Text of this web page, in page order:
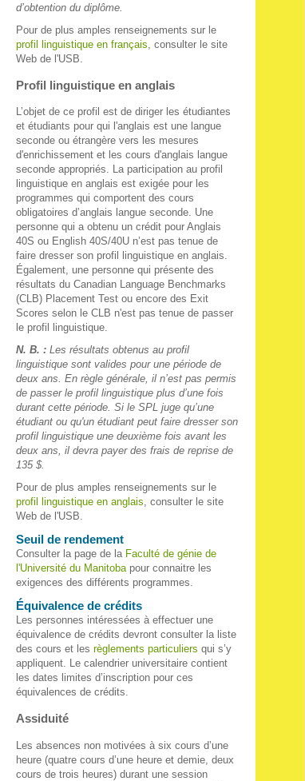
d’obtention du diplôme.
Pour de plus amples renseignements sur le
profil linguistique en français , consulter le site
Web de l'USB.
Profil linguistique en anglais
L’objet de ce profil est de diriger les étudiantes
et étudiants pour qui l'anglais est une langue
seconde ou étrangère vers les mesures
d'enrichissement et les cours d'anglais langue
seconde appropriés. La participation au profil
linguistique en anglais est exigée pour les
programmes qui comportent des cours
obligatoires d’anglais langue seconde. Une
personne qui a obtenu un crédit pour Anglais
40S ou English 40S/40U n’est pas tenue de
faire dresser son profil linguistique en anglais.
Également, une personne qui présente des
résultats du Canadian Language Benchmarks
(CLB) Placement Test ou encore des Exit
Scores selon le CLB n'est pas tenue de passer
le profil linguistique.
N. B. : Les résultats obtenus au profil
linguistique sont valides pour une période de
deux ans. En règle générale, il n’est pas permis
de passer le profil linguistique plus d’une fois
durant cette période. Si le SPL juge qu’une
étudiant ou qu'un étudiant peut faire dresser son
profil linguistique une deuxième fois avant les
deux ans, il devra payer des frais de reprise de
135 $.
Pour de plus amples renseignements sur le
profil linguistique en anglais, consulter le site
Web de l'USB.
Seuil de rendement
Consulter la page de la Faculté de génie de
l'Université du Manitobapour connaitre les
exigences des différents programmes.
Équivalence de crédits
Les personnes intéressées à effectuer une
équivalence de crédits devront consulter la liste
des cours et les règlements particuliers qui s’y
appliquent. Le calendrier universitaire contient
les dates limites d’inscription pour ces
équivalences de crédits.
Assiduité
Les absences non motivées à six cours d’une
heure (quatre cours d’une heure et demie, deux
cours de trois heures) durant une session